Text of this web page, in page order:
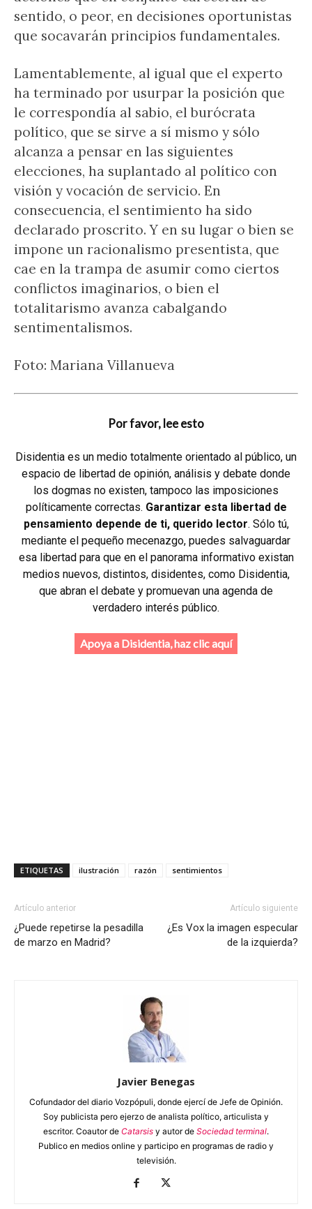
sentido, o peor, en decisiones oportunistas
que socavarán principios fundamentales.
Lamentablemente, al igual que el experto
ha terminado por usurpar la posición que
le correspondía al sabio, el burócrata
político, que se sirve a sí mismo y sólo
alcanza a pensar en las siguientes
elecciones, ha suplantado al político con
visión y vocación de servicio. En
consecuencia, el sentimiento ha sido
declarado proscrito. Y en su lugar o bien se
impone un racionalismo presentista, que
cae en la trampa de asumir como ciertos
conflictos imaginarios, o bien el
totalitarismo avanza cabalgando
sentimentalismos.
Foto: Mariana Villanueva
Por favor, lee esto
Disidentia es un medio totalmente orientado al público, un
espacio de libertad de opinión, análisis y debate donde
los dogmas no existen, tampoco las imposiciones
políticamente correctas. Garantizar esta libertad de
pensamiento depende de ti, querido lector. Sólo tú,
mediante el pequeño mecenazgo, puedes salvaguardar
esa libertad para que en el panorama informativo existan
medios nuevos, distintos, disidentes, como Disidentia,
que abran el debate y promuevan una agenda de
verdadero interés público.
Apoya a Disidentia, haz clic aquí
ETIQUETAS ilustración razón sentimientos
Artículo anterior
¿Puede repetirse la pesadilla
de marzo en Madrid?
Artículo siguiente
¿Es Vox la imagen especular
de la izquierda?
Javier Benegas
Cofundador del diario Vozpópuli, donde ejercí de Jefe de Opinión.
Soy publicista pero ejerzo de analista político, articulista y
escritor. Coautor de Catarsis y autor de Sociedad terminal.
Publico en medios online y participo en programas de radio y
televisión.